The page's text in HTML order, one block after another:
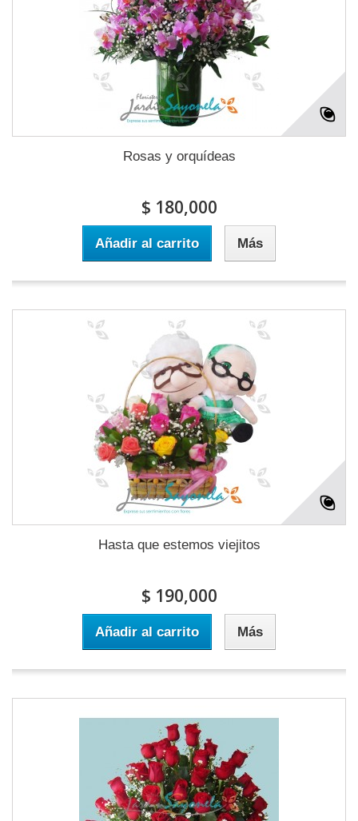
Rosas y orquídeas
$ 180,000
Añadir al carrito Más
Hasta que estemos viejitos
$ 190,000
Añadir al carrito Más